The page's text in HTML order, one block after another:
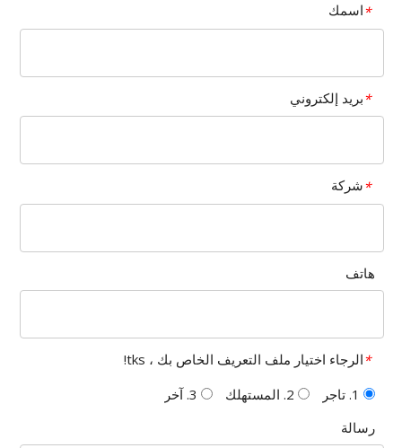
*اسمك
*بريد إلكتروني
*شركة
هاتف
*الرجاء اختيار ملف التعريف الخاص بك ، tks!
رسالة